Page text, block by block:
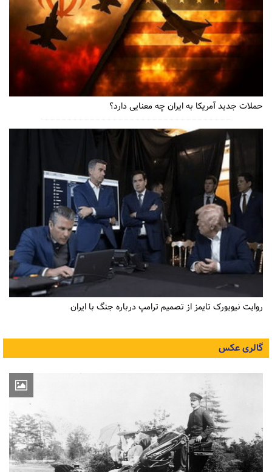
حملات جدید آمریکا به ایران چه معنایی دارد؟
روایت نیویورک تایمز از تصمیم ترامپ درباره جنگ با ایران
گالری عکس